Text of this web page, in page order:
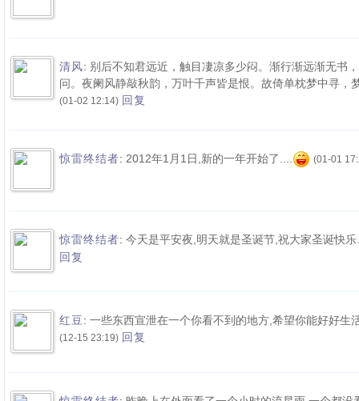
清风: 别后不知君远近，触目凄凉多少闷。渐行渐远渐无书
问。夜阑风静敲秋韵，万叶千声皆是恨。故倚单枕梦中寻，
(01-02 12:14) 回复
惊雷终结者: 2012年1月1日,新的一年开始了.... (01-01
惊雷终结者: 今天是平安夜,明天就是圣诞节,祝大家圣诞快乐.
回复
红豆 : 一些东西宣泄在一个你看不到的地方,希望你能好好生
(12-15 23:19) 回复